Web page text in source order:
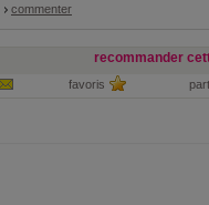
commenter
recommander
favoris